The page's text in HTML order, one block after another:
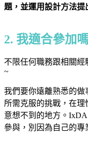
題，並運用設計方法提
2. 我適合參加
不限任何職務跟相關
~
我們要你遠離熟悉的
所需克服的挑戰，在
意想不到的地方。
參與，別因為自己的專